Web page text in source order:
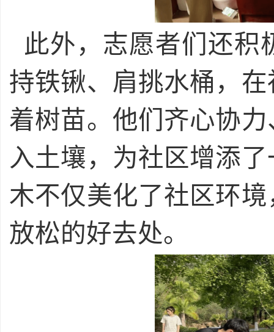
此外，志愿者们还积
持铁锹、肩挑水桶，
着树苗。他们齐心协
入土壤，为社区增添
木不仅美化了社区环
放松的好去处。